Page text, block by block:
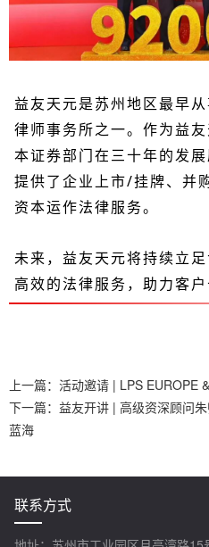
益友天元是苏州地区最早
律师事务所之一。作为益
本证券部门在三十年的发
提供了企业上市/挂牌、并
资本运作法律服务。
未来，益友天元将持续立
高效的法律服务，助力客户
上一篇： 活动邀请 | LPS EUROPE
下一篇： 益友开讲 | 高级资深顾问
蓝海
联系方式